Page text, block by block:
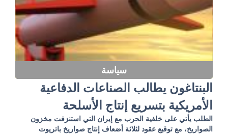
سياسة
البنتاغون يطالب الصناعات الدفاعية
الأمريكية بتسريع إنتاج الأسلحة
الطلب يأتي على خلفية الحرب مع إيران التي استنزفت مخزون
الصواريخ، مع توقيع عقود لثلاثة أضعاف إنتاج صواريخ باتريوت